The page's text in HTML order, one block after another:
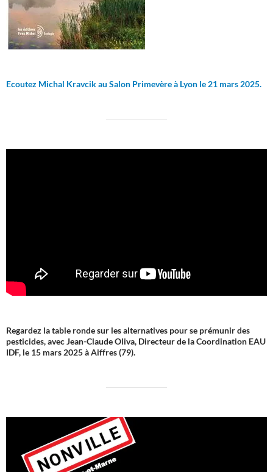
Ecoutez Michal Kravcik au Salon Primevère à Lyon le 21 mars 2025.
Regardez la table ronde sur les alternatives pour se prémunir des
pesticides, avec Jean-Claude Oliva, Directeur de la Coordination EAU
IDF, le 15 mars 2025 à Aiffres (79).